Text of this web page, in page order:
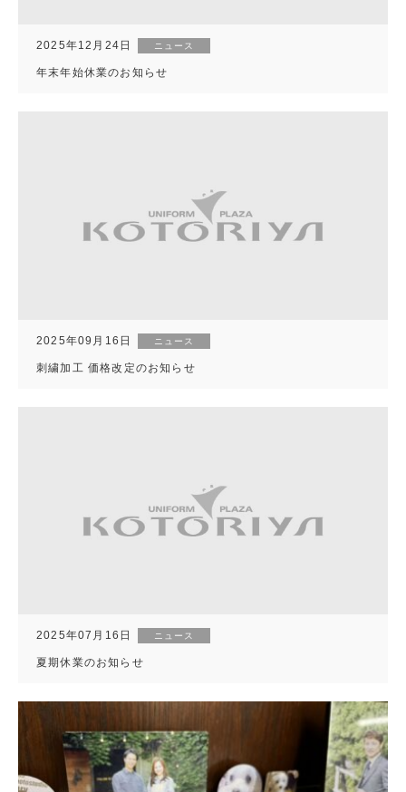
2025年12月24日 ニュース
年末年始休業のお知らせ
2025年09月16日 ニュース
刺繍加工 価格改定のお知らせ
2025年07月16日 ニュース
夏期休業のお知らせ